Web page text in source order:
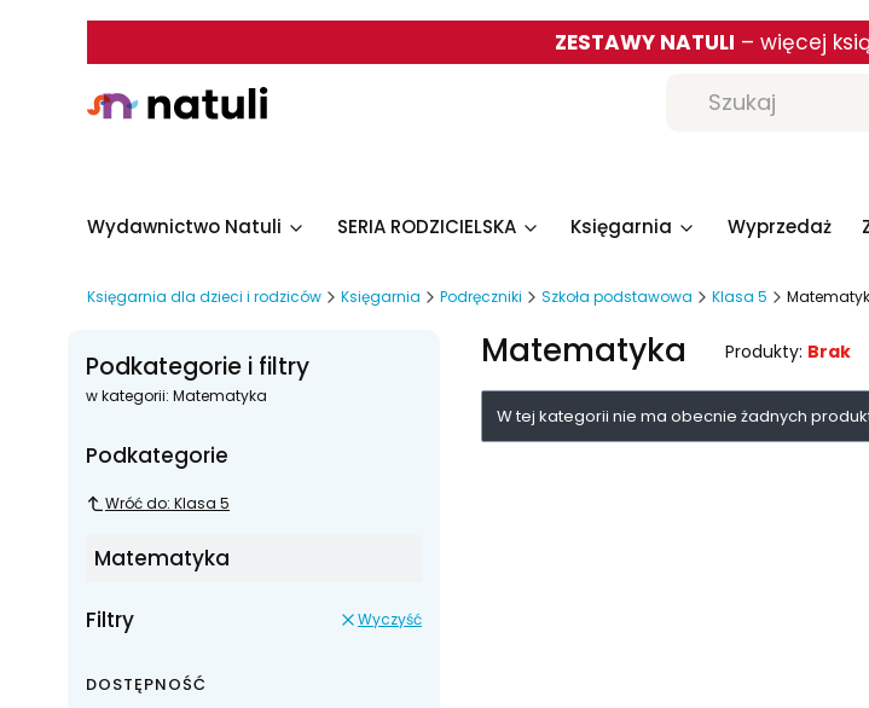
ZESTAWY NATULI – więcej
Wydawnictwo Natuli SERIA RODZICIELSKA Księgarnia Wyprzedaż
Księgarnia dla dzieci i rodziców Księgarnia Podręczniki Szkoła podstawowa Klasa 5
Podkategorie i filtry
w kategorii: Matematyka
Podkategorie
Wróć do: Klasa 5
Matematyka
Filtry Wyczyść
DOSTĘPNOŚĆ
Matematyka Produkty: Brak
Lista produktów
W tej kategorii nie ma obecnie żadnych